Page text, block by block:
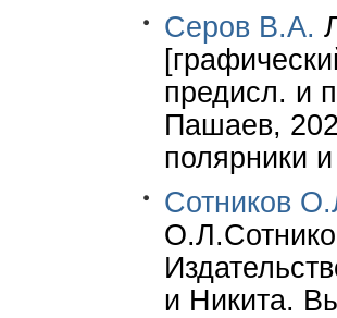
Серов В.А.
предисл. и
Пашаев,
полярники
Сотников
и Никита.